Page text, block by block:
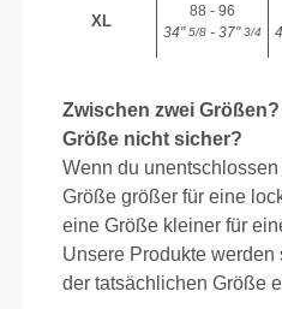
XL
88 - 96
34"5/8 - 37"3/4
Zwischen zwei
Größe nicht sicher?
Wenn du
Größe größer für eine
eine Größe kleiner für
Unsere Produkte werden
der tatsächlichen Größe